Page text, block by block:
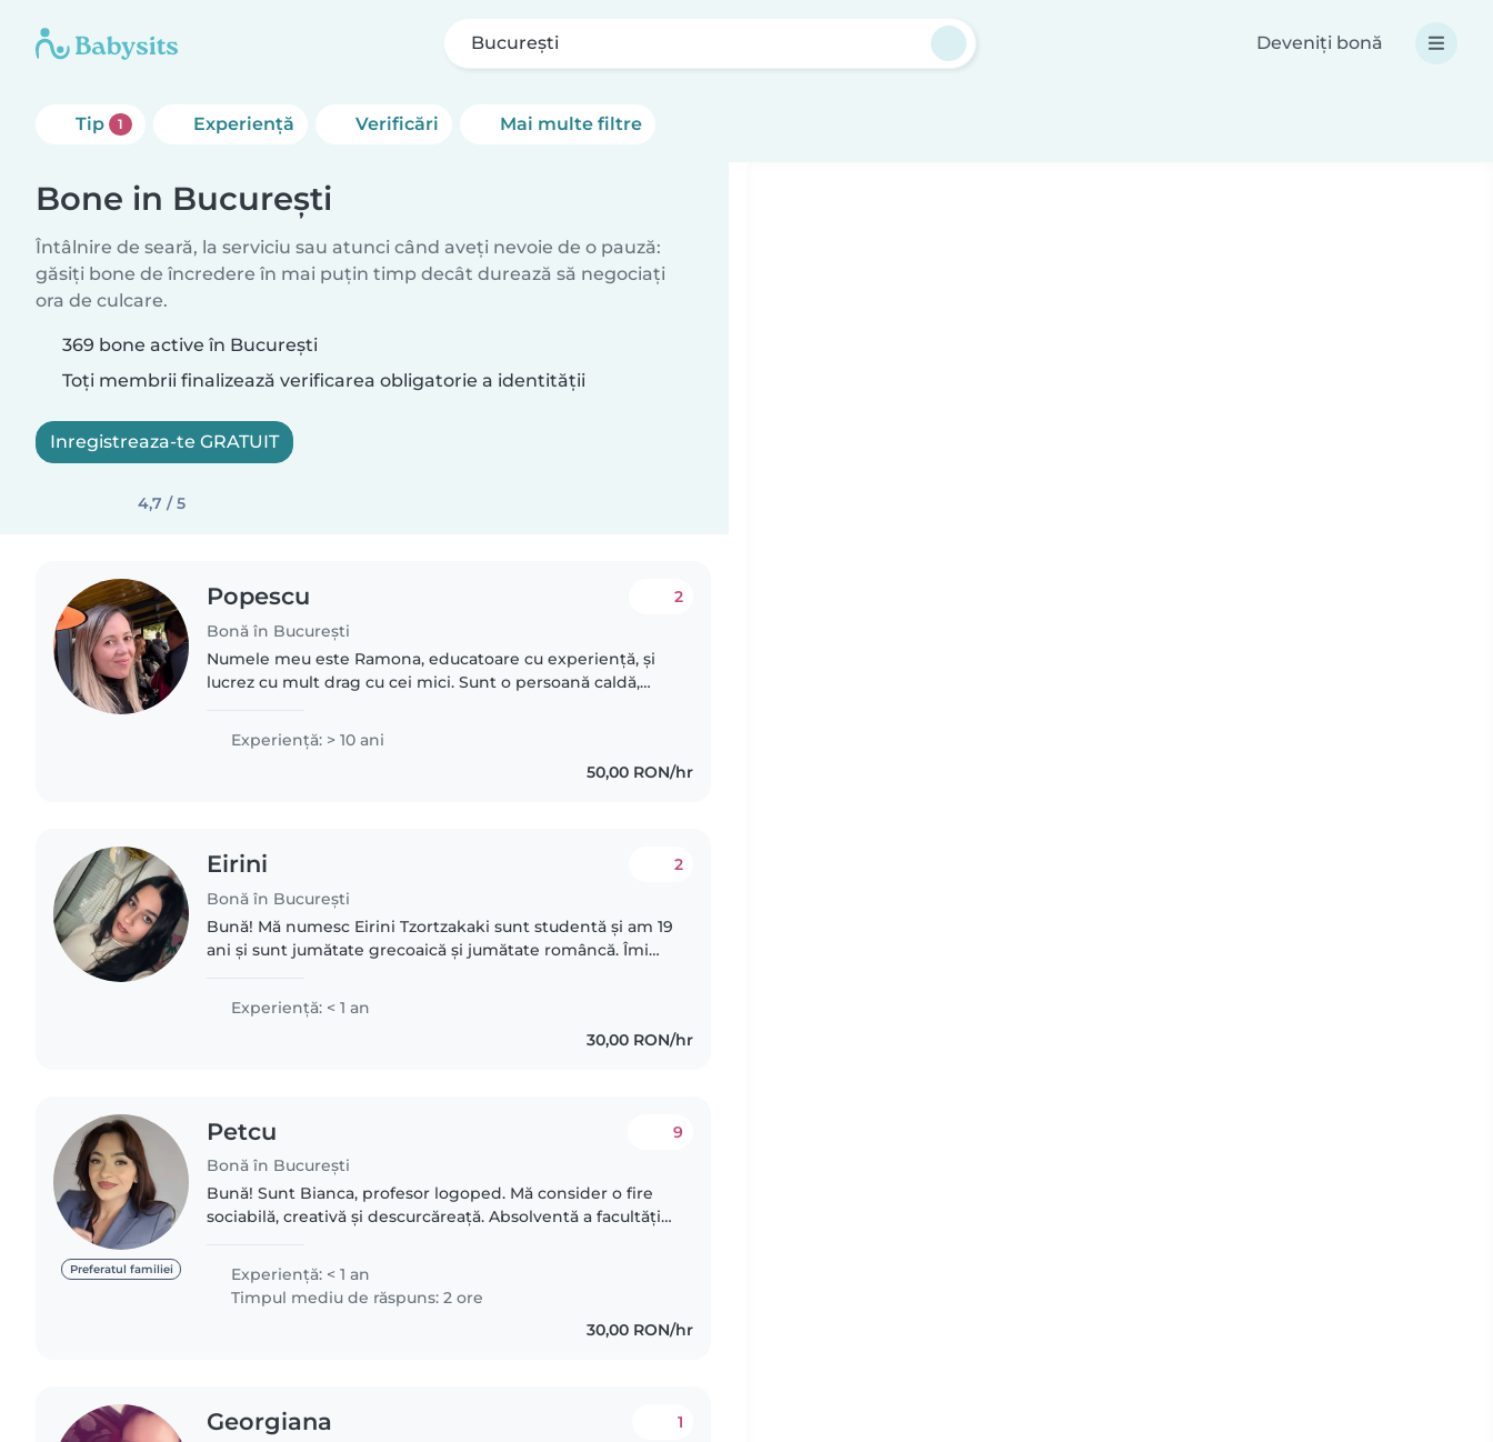
București Deveniți bonă
Tip 1 Experienţă Verificări Mai multe filtre
Bone in București
Întâlnire de seară, la serviciu sau atunci când aveți nevoie de o pauză:
găsiți bone de încredere în mai puțin timp decât durează să negociați
ora de culcare.
369 bone active în București
Toți membrii finalizează verificarea obligatorie a identității
Inregistreaza-te GRATUIT
4,7 / 5
Popescu
Bonă în București
2
Numele meu este Ramona, educatoare cu experiență, și
lucrez cu mult drag cu cei mici. Sunt o persoană caldă,
mine este foarte..
Experienţă: > 10 ani
50,00 RON/hr
Eirini
Bonă în București
2
Bună! Mă numesc Eirini Tzortzakaki sunt studentă și am 19
ani și sunt jumătate grecoaică și jumătate româncă. Îmi
Experienţă: < 1 an
30,00 RON/hr
Preferatul familiei
Petcu
Bonă în București
9
Bună! Sunt Bianca, profesor logoped. Mă consider o fire
sociabilă, creativă și descurcăreață. Absolventă a facultății
Experienţă: < 1 an
Timpul mediu de răspuns: 2 ore
30,00 RON/hr
Georgiana 1